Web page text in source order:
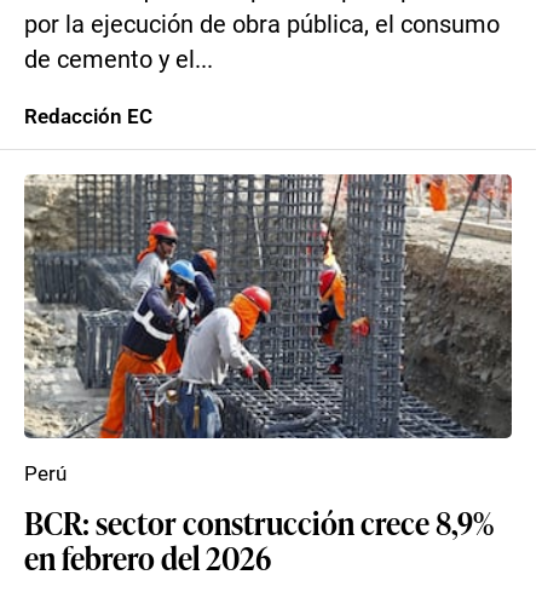
por la ejecución de obra pública, el consumo
de cemento y el...
Redacción EC
BCR: sector construcción crece 8,9%
en febrero del 2026
Perú